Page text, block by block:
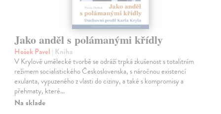
Jako anděl s polámanými křídly
Hošek Pavel | Kniha
V Krylově umělecké tvorbě se odráží trpká zkušenost s totalitním
režimem socialistického Československa, s náročnou existencí
exulanta, vypuzeného z vlasti do ciziny, a také s kompromisy a
přehmaty, které…
Na sklade